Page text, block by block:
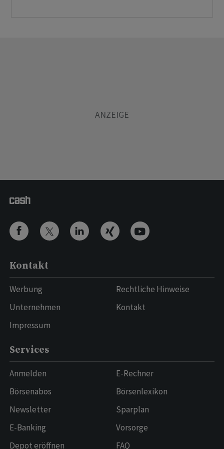
Kontakt
Werbung
Unternehmen
Impressum
Rechtliche Hinweise
Kontakt
Services
Anmelden
Börsenabos
Newsletter
E-Banking
Depot eröffnen
E-Rechner
Börsenlexikon
Sparplan
Vorsorge
FAQ